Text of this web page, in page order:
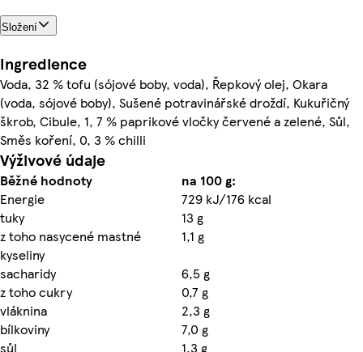
Složení
Ingredience
Voda, 32 % tofu (sójové boby, voda), Řepkový olej, Okara
(voda, sójové boby), Sušené potravinářské droždí, Kukuřičný
škrob, Cibule, 1, 7 % paprikové vločky červené a zelené, Sůl,
Směs koření, 0, 3 % chilli
Výživové údaje
Běžné hodnoty
na 100 g:
Energie
729 kJ/176 kcal
tuky
13 g
z toho nasycené mastné
kyseliny
1,1 g
sacharidy
6,5 g
z toho cukry
0,7 g
vláknina
2,3 g
bílkoviny
7,0 g
sůl
1,3 g